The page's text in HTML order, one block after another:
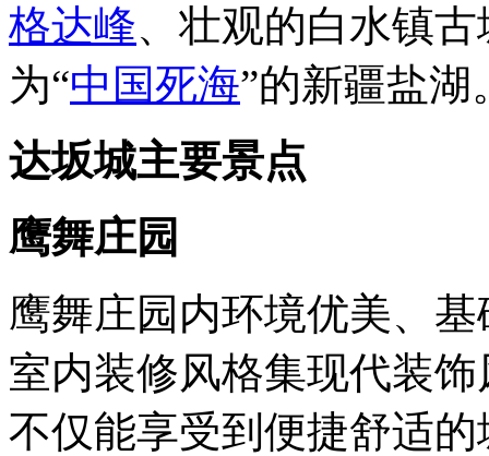
格达峰、壮观的白水镇
为“中国死海”的新疆盐湖
达坂城主要景点
鹰舞庄园
鹰舞庄园内环境优美、
室内装修风格集现代装
不仅能享受到便捷舒适